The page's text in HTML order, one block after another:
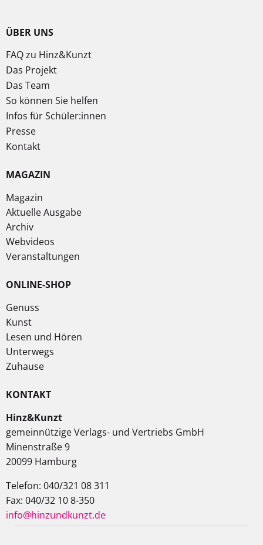
ÜBER UNS
FAQ zu Hinz&Kunzt
Das Projekt
Das Team
So können Sie helfen
Infos für Schüler:innen
Presse
Kontakt
MAGAZIN
Magazin
Aktuelle Ausgabe
Archiv
Webvideos
Veranstaltungen
ONLINE-SHOP
Genuss
Kunst
Lesen und Hören
Unterwegs
Zuhause
KONTAKT
Hinz&Kunzt
gemeinnützige Verlags- und Vertriebs GmbH
Minenstraße 9
20099 Hamburg
Telefon: 040/321 08 311
Fax: 040/32 10 8-350
info@hinzundkunzt.de